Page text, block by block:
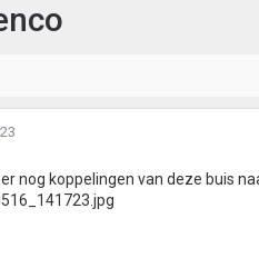
nog koppelingen van deze buis